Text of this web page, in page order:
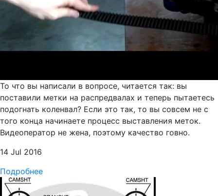
То что вы написали в вопросе, читается так: вы
поставили метки на распредвалах и теперь пытаетесь
подогнать коленвал? Если это так, то вы совсем не с
того конца начинаете процесс выставления меток.
Видеоператор не жена, поэтому качество говно.
14 Jul 2016
Подробнее